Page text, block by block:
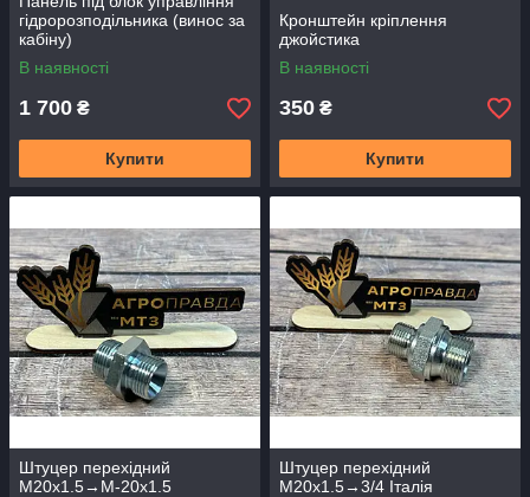
гідророзподільника (винос за
кабіну)
В наявності
1 700 ₴
Купити
Кронштейн кріплення
джойстика
В наявності
350 ₴
Купити
Штуцер перехідний
М20х1.5→М-20х1.5
Штуцер перехідний
М20х1.5→3/4 Італія